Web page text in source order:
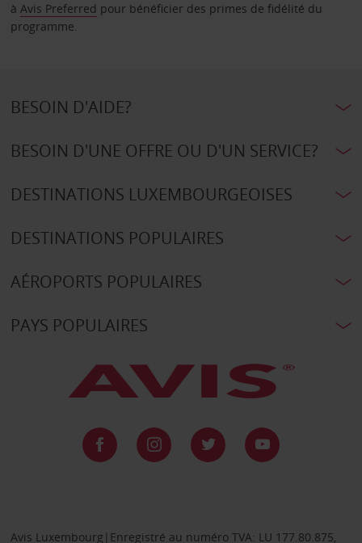
à Avis Preferred pour bénéficier des primes de fidélité du
programme.
BESOIN D'AIDE?
BESOIN D'UNE OFFRE OU D'UN SERVICE?
DESTINATIONS LUXEMBOURGEOISES
DESTINATIONS POPULAIRES
AÉROPORTS POPULAIRES
PAYS POPULAIRES
Avis Luxembourg|Enregistré au numéro TVA: LU 177.80.875,